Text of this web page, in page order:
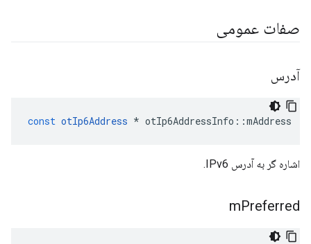
صفات عمومی
آدرس
const otIp6Address * otIp6AddressInfo ::mAddress
اشاره گر به آدرس IPv6.
mPreferred